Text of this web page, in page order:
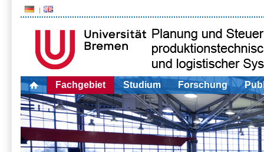
Fachgebiet Studium Forschung